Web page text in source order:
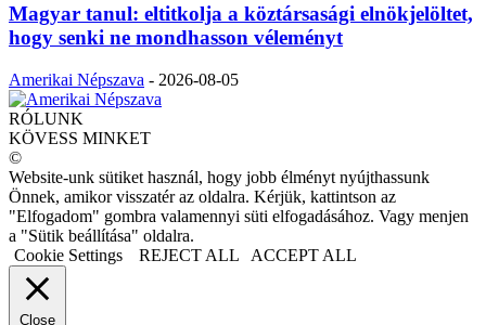
Magyar tanul: eltitkolja a köztársasági elnökjelöltet,
hogy senki ne mondhasson véleményt
Amerikai Népszava - 2026-08-05
RÓLUNK
KÖVESS MINKET
©
Website-unk sütiket használ, hogy jobb élményt nyújthassunk
Önnek, amikor visszatér az oldalra. Kérjük, kattintson az
"Elfogadom" gombra valamennyi süti elfogadásához. Vagy menjen
a "Sütik beállítása" oldalra.
Cookie Settings
REJECT ALL ACCEPT ALL
Close